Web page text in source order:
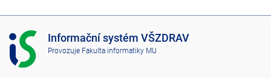
I
S
V
Informační systém VŠZDRAV
Provozuje Fakulta informatiky MU